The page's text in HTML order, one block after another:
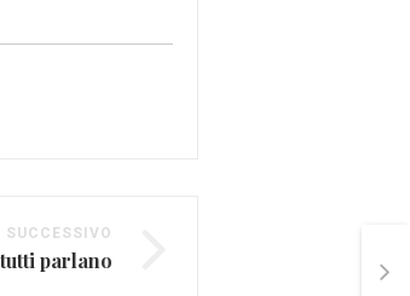
SUCCESSIVO
parlano